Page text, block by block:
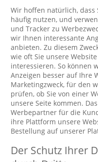
Wir hoffen natürlich, dass
häufig nutzen, und
und Tracker zu
wir Ihnen interessante
anbieten. Zu diesem
wie oft Sie unsere
interessieren. So können
Anzeigen besser auf Ihre
Marketingzweck, für den
prüfen, ob Sie von einer
unsere Seite kommen.
Werbepartner für die
ihre Plattform unsere
Bestellung auf unserer
Der Schutz Ihrer